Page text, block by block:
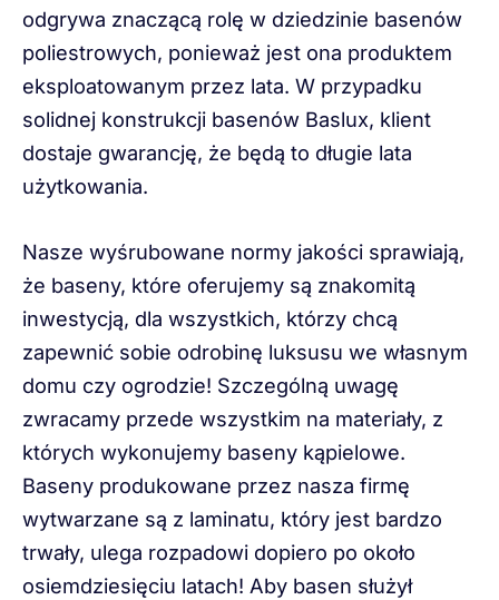
odgrywa znaczącą rolę w dziedzinie basenów
poliestrowych, ponieważ jest ona produktem
eksploatowanym przez lata. W przypadku
solidnej konstrukcji basenów Baslux, klient
dostaje gwarancję, że będą to długie lata
użytkowania.
Nasze wyśrubowane normy jakości sprawiają,
że baseny, które oferujemy są znakomitą
inwestycją, dla wszystkich, którzy chcą
zapewnić sobie odrobinę luksusu we własnym
domu czy ogrodzie! Szczególną uwagę
zwracamy przede wszystkim na materiały, z
których wykonujemy baseny kąpielowe.
Baseny produkowane przez nasza firmę
wytwarzane są z laminatu, który jest bardzo
trwały, ulega rozpadowi dopiero po około
osiemdziesięciu latach! Aby basen służył